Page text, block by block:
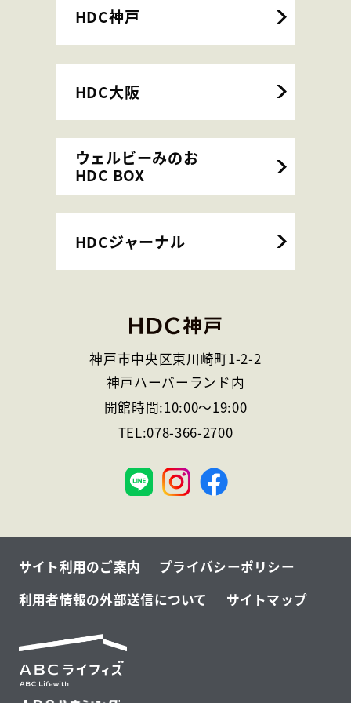
HDC神戸
HDC大阪
ウェルビーみのお
HDC BOX
HDCジャーナル
神戸市中央区東川崎町1-2-2
神戸ハーバーランド内
開館時間:10:00～19:00
TEL:078-366-2700
神
戸
サイト利用のご案内
プライバシーポリシー
利用者情報の外部送信について
サイトマップ